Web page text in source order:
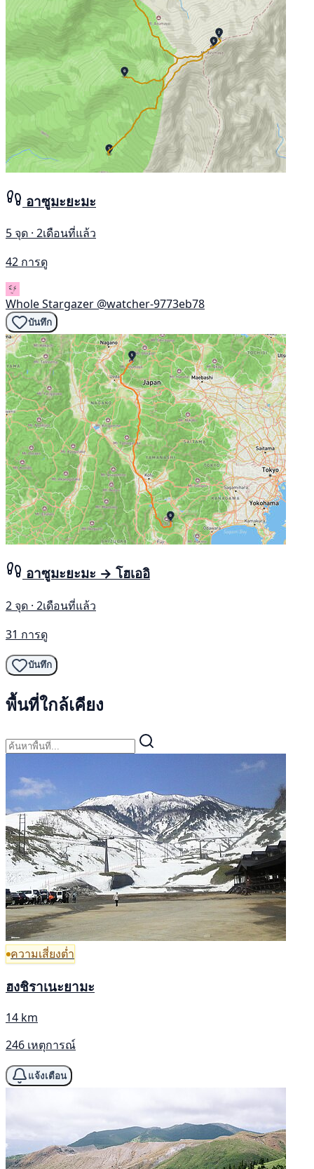
อาซูมะยะมะ
5 จุด · 2เดือนที่แล้ว
42 การดู
Whole Stargazer @watcher-9773eb78
บันทึก
อาซูมะยะมะ → โฮเออิ
2 จุด · 2เดือนที่แล้ว
31 การดู
บันทึก
พื้นที่ใกล้เคียง
ความเสี่ยงต่ำ
ฮงชิราเนะยามะ
14 km
246 เหตุการณ์
แจ้งเตือน